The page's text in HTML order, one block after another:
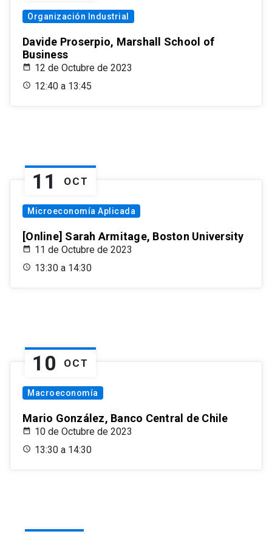
Organización Industrial
Davide Proserpio, Marshall School of
Business
12 de Octubre de 2023
12:40 a 13:45
11 OCT
Microeconomía Aplicada
[Online] Sarah Armitage, Boston University
11 de Octubre de 2023
13:30 a 14:30
10 OCT
Macroeconomía
Mario González, Banco Central de Chile
10 de Octubre de 2023
13:30 a 14:30